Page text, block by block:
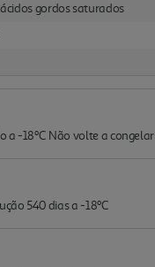
gordos saturados
a -18ºC Não volte a congelar
540 dias a -18ºC